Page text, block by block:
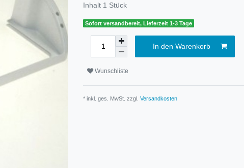
Inhalt 1 Stück
Sofort versandbereit, Lieferzeit 1-3 Tage
In den Warenkorb
Wunschliste
* inkl. ges. MwSt. zzgl. Versandkosten